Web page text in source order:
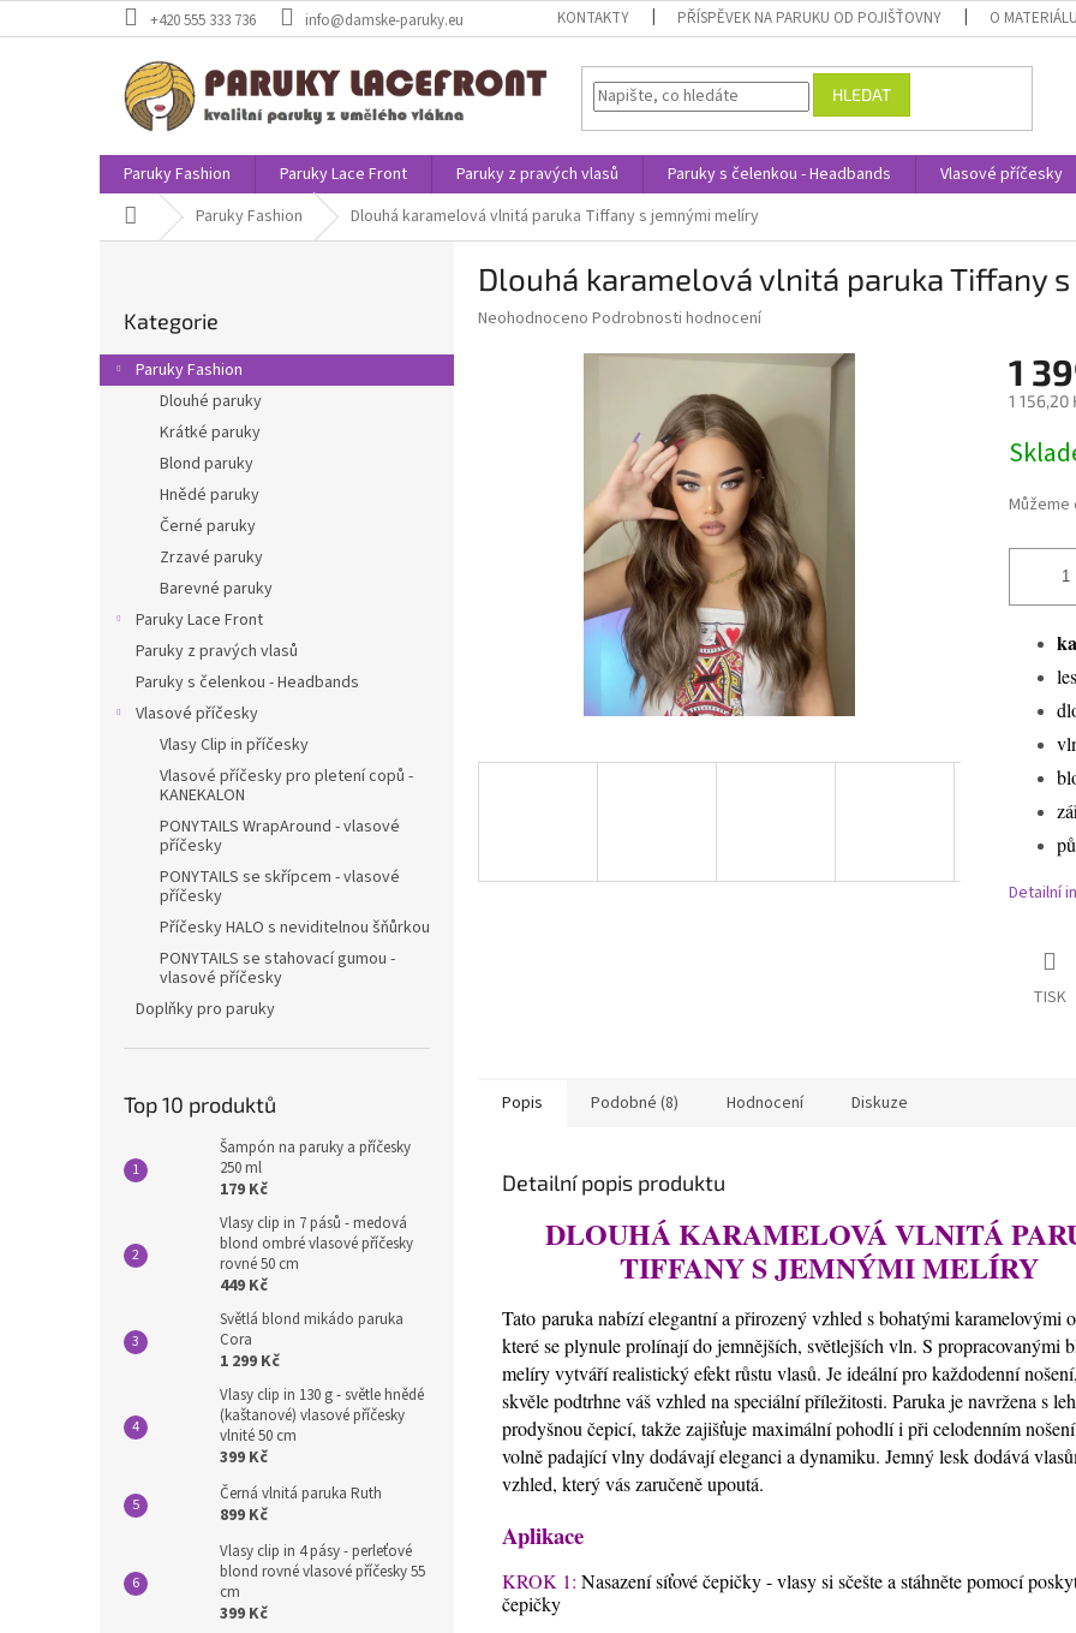
na
+420 555 333 736 info@damske-paruky.eu KONTAKTY PŘÍSPĚVEK NA PARUKU OD POJIŠŤOVNY O
HLEDAT
Paruky Fashion Paruky Lace Front Paruky z pravých vlasů Paruky s čelenkou - Headbands
Vlasové příčesky
Domů Paruky Fashion Dlouhá karamelová vlnitá paruka Tiffany s jemnými melíry
r
a
kategorie
Kategorie
Paruky Fashion
Dlouhé paruky
Krátké paruky
Blond paruky
Hnědé paruky
Černé paruky
Zrzavé paruky
Barevné paruky
Paruky Lace Front
Paruky z pravých vlasů
Paruky s čelenkou - Headbands
Vlasové příčesky
Vlasy Clip in příčesky
Vlasové příčesky pro pletení copů -
KANEKALON
PONYTAILS WrapAround - vlasové
příčesky
PONYTAILS se skřípcem - vlasové
příčesky
Příčesky HALO s neviditelnou šňůrkou
PONYTAILS se stahovací gumou -
vlasové příčesky
Doplňky pro paruky
Top 10 produktů
Šampón na paruky a příčesky
250 ml
179 Kč
Vlasy clip in 7 pásů - medová
blond ombré vlasové příčesky
rovné 50 cm
449 Kč
Světlá blond mikádo paruka
Cora
1 299 Kč
Vlasy clip in 130 g - světle hnědé
(kaštanové) vlasové příčesky
vlnité 50 cm
399 Kč
Černá vlnitá paruka Ruth
899 Kč
Vlasy clip in 4 pásy - perleťové
blond rovné vlasové příčesky 55
cm
399 Kč
Dlouhá karamelová vlnitá paruka Tiffany
Průměrné
Neohodnoceno Podrobnosti hodnocení
1
1 156,20
cena:
Detailní
TISK
Popis Podobné (8) Hodnocení Diskuze
Detailní popis produktu
DLOUHÁ KARAMELOVÁ VLNITÁ
TIFFANY S JEMNÝMI MELÍRY
Tato paruka nabízí elegantní a přirozený vzhled s bohatými karamelovými
které se plynule prolínají do jemnějších, světlejších vln. S propracovanými
melíry vytváří realistický efekt růstu vlasů. Je ideální pro každodenní
skvěle podtrhne váš vzhled na speciální příležitosti. Paruka je navržena s
prodyšnou čepicí, takže zajišťuje maximální pohodlí i při celodenním
volně padající vlny dodávají eleganci a dynamiku. Jemný lesk dodává
vzhled, který vás zaručeně upoutá.
Aplikace
KROK 1: Nasazení síťové čepičky - vlasy si sčešte a stáhněte pomocí
čepičky